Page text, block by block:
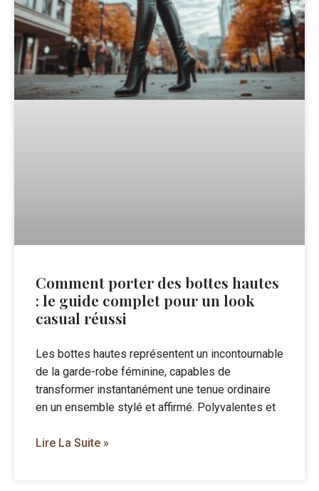
Comment porter des bottes hautes
: le guide complet pour un look
casual réussi
Les bottes hautes représentent un incontournable
de la garde-robe féminine, capables de
transformer instantanément une tenue ordinaire
en un ensemble stylé et affirmé. Polyvalentes et
Lire La Suite »